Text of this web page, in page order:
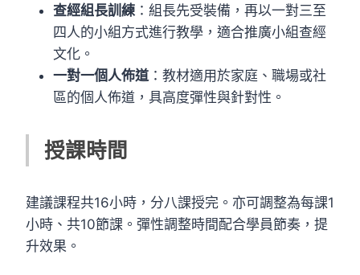
查經組長訓練 ：組長先受裝備，再以一對三至
四人的小組方式進行教學，適合推廣小組查經
文化。
一對一個人佈道 ：教材適用於家庭、職場或社
區的個人佈道，具高度彈性與針對性。
授課時間
建議課程共16小時，分八課授完。亦可調整為每課1
小時、共10節課。彈性調整時間配合學員節奏，提
升效果。